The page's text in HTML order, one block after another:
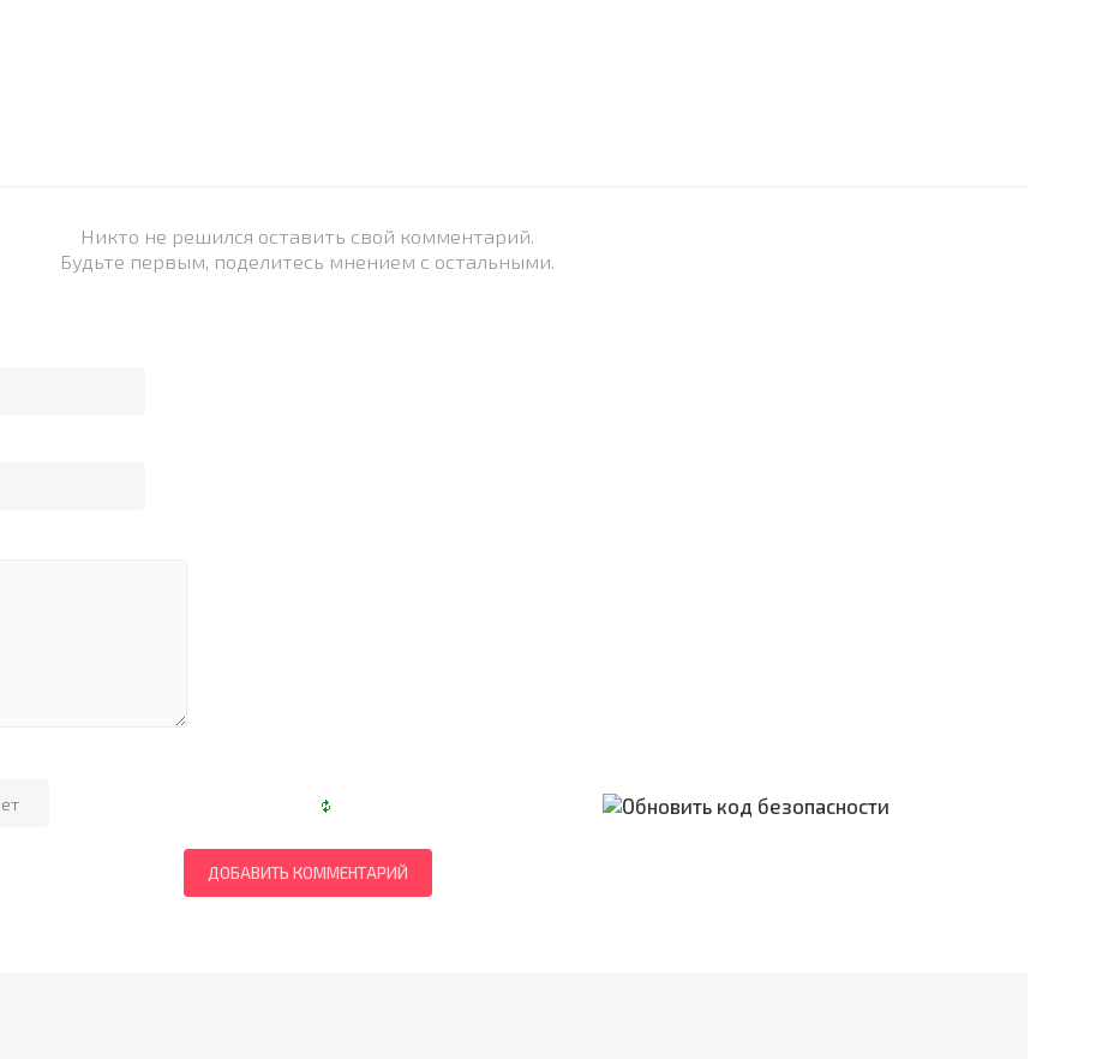
Никто не решился оставить свой комментарий.
Будьте первым, поделитесь мнением с остальными.